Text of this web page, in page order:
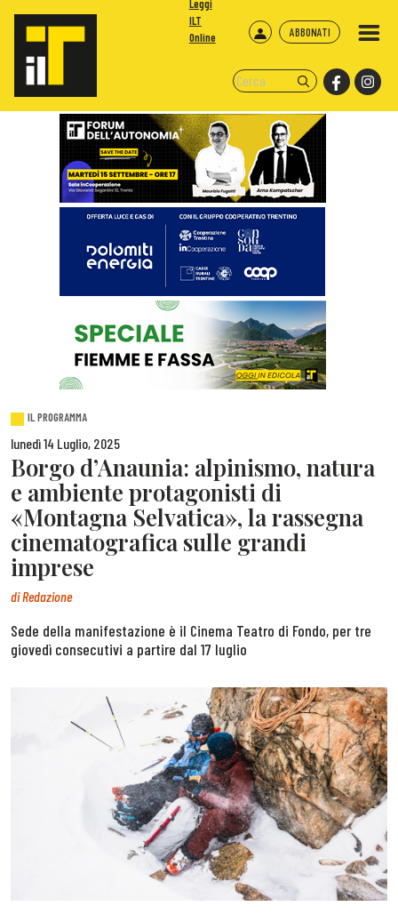
ABBONATI
Leggi
ILT
Online
IL PROGRAMMA
lunedì 14 Luglio, 2025
Borgo d’Anaunia: alpinismo, natura
e ambiente protagonisti di
«Montagna Selvatica», la rassegna
cinematografica sulle grandi
imprese
diRedazione
Sede della manifestazione è il Cinema Teatro di Fondo, per tre
giovedì consecutivi a partire dal 17 luglio